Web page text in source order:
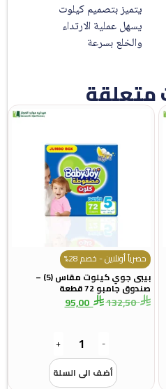
يتميز بتصميم كيلوت
يسهل عملية الارتداء
والخلع بسرعة
أونلاين - خصم 28%
بيبى جوي كيلوت مقاس (5) –
جامبو 72 قطعة
132,50
95,00
أضف الى السلة